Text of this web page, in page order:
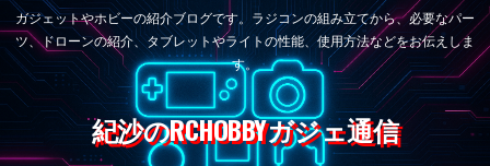
ガジェットやホビーの紹介ブログです。ラジコンの組み立てから、必要なパー
ツ、ドローンの紹介、タブレットやライトの性能、使用方法などをお伝えしま
す。
紀沙のRCHOBBYガジェ通信